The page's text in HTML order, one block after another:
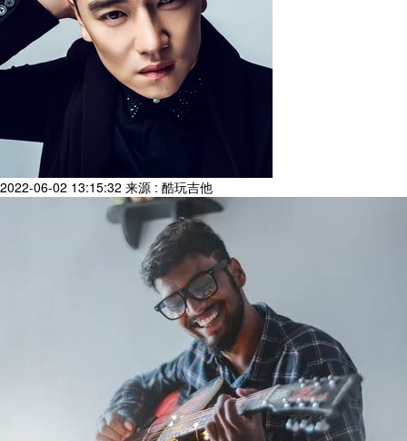
2022-06-02 13:15:32 来源 : 酷玩吉他